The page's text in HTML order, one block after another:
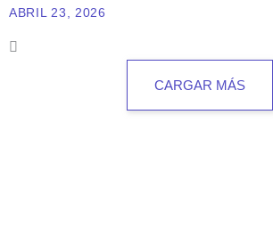
ABRIL 23, 2026
CARGAR MÁS